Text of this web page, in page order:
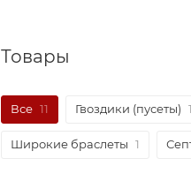
Товары
Все 11 Гвоздики (пусеты) 1
Широкие браслеты 1